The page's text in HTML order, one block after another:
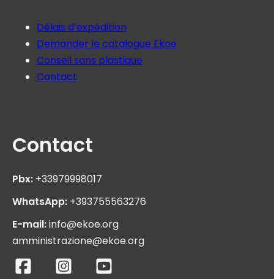
Délais d’expédition
Demander le catalogue Ekoe
Conseil sans plastique
Contact
Contact
Pbx: +33979998017
WhatsApp: +393755563276
E-mail:info@ekoe.org
amministrazione@ekoe.org